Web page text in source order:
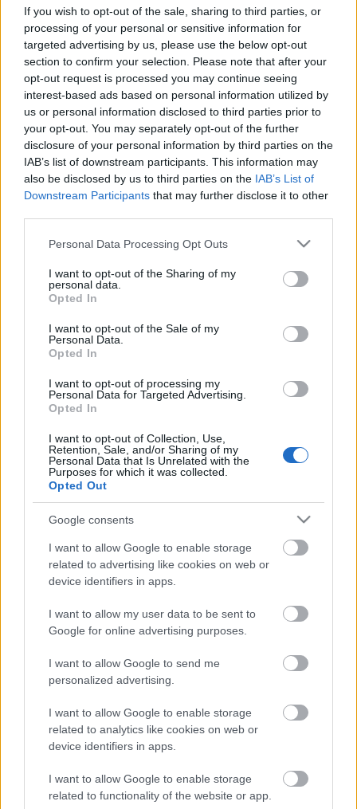
If you wish to opt-out of the sale, sharing to third parties, or
processing of your personal or sensitive information for
targeted advertising by us, please use the below opt-out
section to confirm your selection. Please note that after your
opt-out request is processed you may continue seeing
interest-based ads based on personal information utilized by
us or personal information disclosed to third parties prior to
your opt-out. You may separately opt-out of the further
disclosure of your personal information by third parties on the
IAB’s list of downstream participants. This information may
also be disclosed by us to third parties on the IAB’s List of
Downstream Participants that may further disclose it to other
Please note that this website/app uses one or more Google
not limited to your visit or usage behaviour. You may click to
grant or deny consent to Google and its third-party tags to
use your data for below specified purposes in below Google
consent section.
Personal Data Processing Opt Outs
I want to opt-out of the Sharing of my
personal data.
Opted In
I want to opt-out of the Sale of my
Personal Data.
Opted In
I want to opt-out of processing my
Personal Data for Targeted Advertising.
Opted In
I want to opt-out of Collection, Use,
Retention, Sale, and/or Sharing of my
Personal Data that Is Unrelated with the
Purposes for which it was collected.
Opted Out
Google consents
I want to allow Google to enable storage
related to advertising like cookies on web or
device identifiers in apps.
I want to allow my user data to be sent to
Google for online advertising purposes.
I want to allow Google to send me
personalized advertising.
I want to allow Google to enable storage
related to analytics like cookies on web or
device identifiers in apps.
I want to allow Google to enable storage
related to functionality of the website or app.
Hajókirándulás Vernazzából La
Speziába
Balogh Zsolt•2026. június 05.
Olaszországban, a Ligur-tenger partját számos
kirándulóhajóval is felkereshetjük és
Cinque Terre falvaiba szerencsére autóval nem lehet
behajtani, élvezzük hát az autómentes
alternatív lehetőséget! Indulás…
Vonattal Zell am Zillerbőll La
2025. október 31.
átkeltem, ám ez az út még sokadjára is izgalmas és
látványos számomra. A cél pedig nem csak a hágó